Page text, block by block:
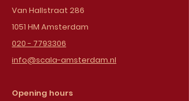
Van Hallstraat 286
1051 HM Amsterdam
020 - 7793306
info@scala-amsterdam.nl
Opening hours